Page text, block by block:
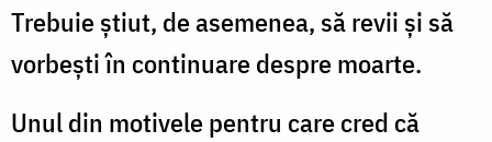
Trebuie ştiut, de asemenea, să revii şi să
vorbeşti în continuare despre moarte.
Unul din motivele pentru care cred că